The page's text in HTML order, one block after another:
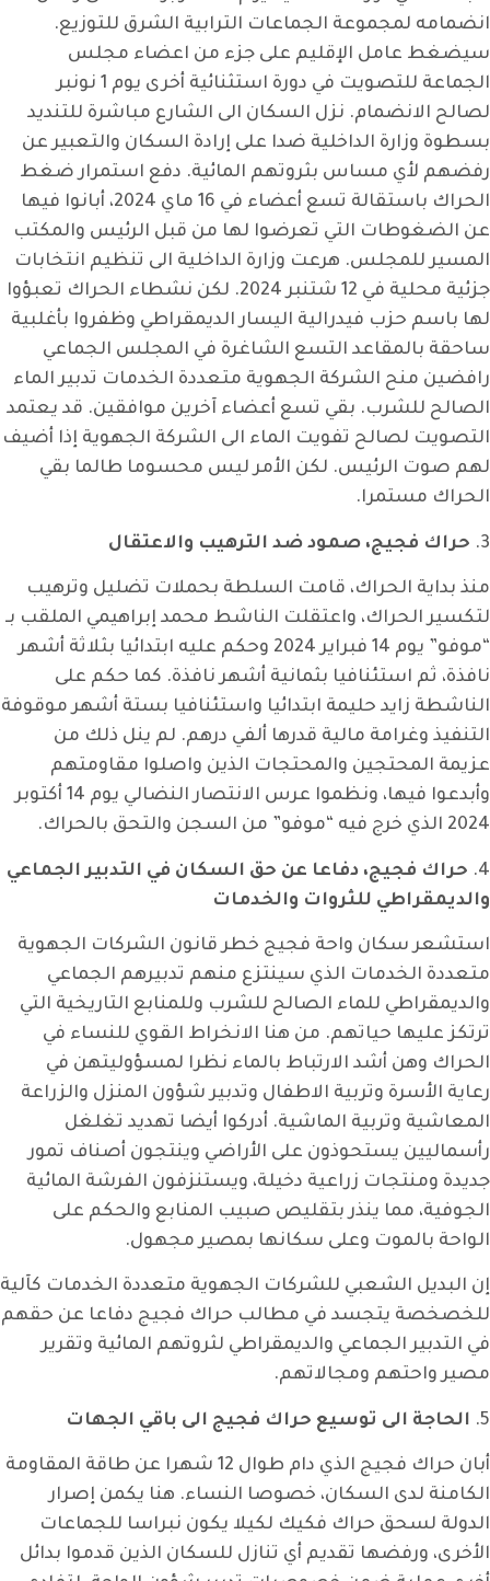
انضمامه لمجموعة الجماعات الترابية الشرق للتوزيع.
سيضغط عامل الإقليم على جزء من اعضاء مجلس
الجماعة للتصويت في دورة استثنائية أخرى يوم 1 نونبر
لصالح الانضمام. نزل السكان الى الشارع مباشرة للتنديد
بسطوة وزارة الداخلية ضدا على إرادة السكان والتعبير عن
رفضهم لأي مساس بثروتهم المائية. دفع استمرار ضغط
الحراك باستقالة تسع أعضاء في 16 ماي 2024، أبانوا فيها
عن الضغوطات التي تعرضوا لها من قبل الرئيس والمكتب
المسير للمجلس. هرعت وزارة الداخلية الى تنظيم انتخابات
جزئية محلية في 12 شتنبر 2024. لكن نشطاء الحراك تعبؤوا
لها باسم حزب فيدرالية اليسار الديمقراطي وظفروا بأغلبية
ساحقة بالمقاعد التسع الشاغرة في المجلس الجماعي
رافضين منح الشركة الجهوية متعددة الخدمات تدبير الماء
الصالح للشرب. بقي تسع أعضاء آخرين موافقين. قد يعتمد
التصويت لصالح تفويت الماء الى الشركة الجهوية إذا أضيف
لهم صوت الرئيس. لكن الأمر ليس محسوما طالما بقي
الحراك مستمرا.
3. حراك فجيج، صمود ضد الترهيب والاعتقال
منذ بداية الحراك، قامت السلطة بحملات تضليل وترهيب
لتكسير الحراك، واعتقلت الناشط محمد إبراهيمي الملقب بـ
“موفو” يوم 14 فبراير 2024 وحكم عليه ابتدائيا بثلاثة أشهر
نافذة، ثم استئنافيا بثمانية أشهر نافذة. كما حكم على
الناشطة زايد حليمة ابتدائيا واستئنافيا بستة أشهر موقوفة
التنفيذ وغرامة مالية قدرها ألفي درهم. لم ينل ذلك من
عزيمة المحتجين والمحتجات الذين واصلوا مقاومتهم
وأبدعوا فيها، ونظموا عرس الانتصار النضالي يوم 14 أكتوبر
2024 الذي خرج فيه “موفو” من السجن والتحق بالحراك.
4.
حراك فجيج، دفاعا عن حق السكان في التدبير الجماعي
والديمقراطي للثروات والخدمات
استشعر سكان واحة فجيج خطر قانون الشركات الجهوية
متعددة الخدمات الذي سينتزع منهم تدبيرهم الجماعي
والديمقراطي للماء الصالح للشرب وللمنابع التاريخية التي
ترتكز عليها حياتهم. من هنا الانخراط القوي للنساء في
الحراك وهن أشد الارتباط بالماء نظرا لمسؤوليتهن في
رعاية الأسرة وتربية الاطفال وتدبير شؤون المنزل والزراعة
المعاشية وتربية الماشية. أدركوا أيضا تهديد تغلغل
رأسماليين يستحوذون على الأراضي وينتجون أصناف تمور
جديدة ومنتجات زراعية دخيلة، ويستنزفون الفرشة المائية
الجوفية، مما ينذر بتقليص صبيب المنابع والحكم على
الواحة بالموت وعلى سكانها بمصير مجهول.
إن البديل الشعبي للشركات الجهوية متعددة الخدمات كآلية
للخصخصة يتجسد في مطالب حراك فجيج دفاعا عن حقهم
في التدبير الجماعي والديمقراطي لثروتهم المائية وتقرير
مصير واحتهم ومجالاتهم.
5. الحاجة الى توسيع حراك فجيج الى باقي الجهات
أبان حراك فجيج الذي دام طوال 12 شهرا عن طاقة المقاومة
الكامنة لدى السكان، خصوصا النساء. هنا يكمن إصرار
الدولة لسحق حراك فكيك لكيلا يكون نبراسا للجماعات
الأخرى، ورفضها تقديم أي تنازل للسكان الذين قدموا بدائل